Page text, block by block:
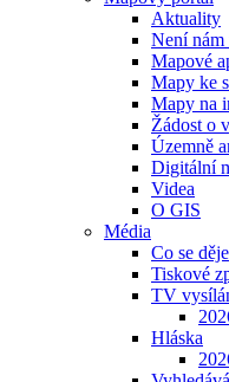
Aktuality
Není nám
Mapové
Mapy ke
Mapy na
Žádost o
Územně
Digitální
Videa
O GIS
Média
Co se děje
Tiskové
TV
Hláska